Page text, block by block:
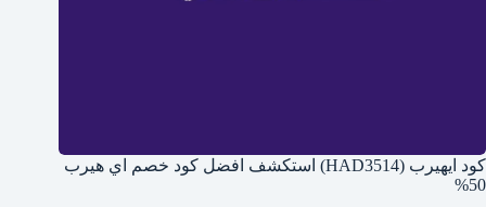
كود ايهيرب (HAD3514) استكشف افضل كود خصم اي هيرب
50%